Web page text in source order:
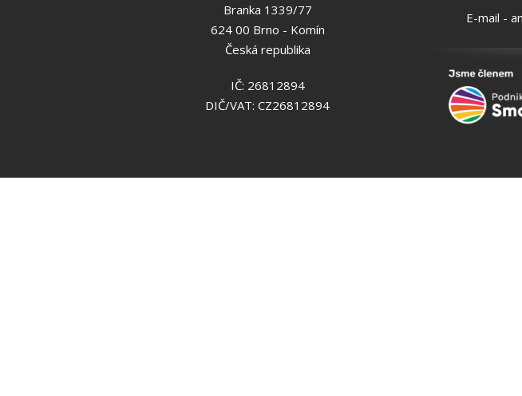
Branka 1339/77
624 00 Brno - Komín
Česká republika
IČ: 26812894
DIČ/VAT: CZ26812894
E-mail -